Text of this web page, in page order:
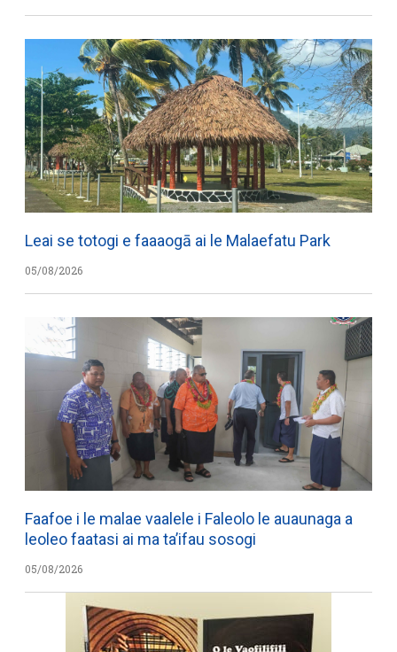
Leai se totogi e faaaogā ai le Malaefatu Park
05/08/2026
Faafoe i le malae vaalele i Faleolo le auaunaga a
leoleo faatasi ai ma ta’ifau sosogi
05/08/2026